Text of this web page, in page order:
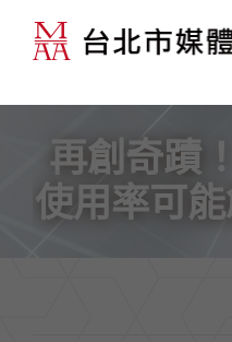
再創奇蹟
使用率可